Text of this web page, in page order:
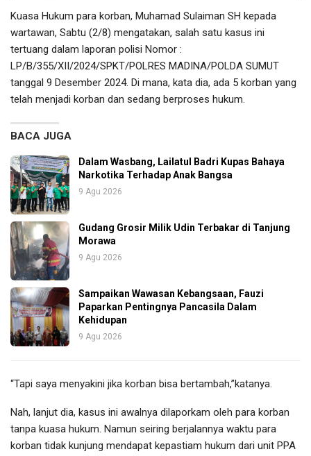
Kuasa Hukum para korban, Muhamad Sulaiman SH kepada
wartawan, Sabtu (2/8) mengatakan, salah satu kasus ini
tertuang dalam laporan polisi Nomor :
LP/B/355/XII/2024/SPKT/POLRES MADINA/POLDA SUMUT
tanggal 9 Desember 2024. Di mana, kata dia, ada 5 korban yang
telah menjadi korban dan sedang berproses hukum.
BACA JUGA
Dalam Wasbang, Lailatul Badri Kupas Bahaya
Narkotika Terhadap Anak Bangsa
9 Agu 2026
Gudang Grosir Milik Udin Terbakar di Tanjung
Morawa
9 Agu 2026
Sampaikan Wawasan Kebangsaan, Fauzi
Paparkan Pentingnya Pancasila Dalam
Kehidupan
9 Agu 2026
“Tapi saya menyakini jika korban bisa bertambah,”katanya.
Nah, lanjut dia, kasus ini awalnya dilaporkam oleh para korban
tanpa kuasa hukum. Namun seiring berjalannya waktu para
korban tidak kunjung mendapat kepastiam hukum dari unit PPA